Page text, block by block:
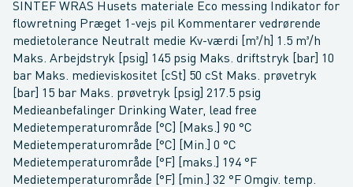
SINTEF WRAS Husets materiale Eco messing Indikator for
flowretning Præget 1-vejs pil Kommentarer vedrørende
medietolerance Neutralt medie Kv-værdi [m³/h] 1.5 m³/h
Maks. Arbejdstryk [psig] 145 psig Maks. driftstryk [bar] 10
bar Maks. medieviskositet [cSt] 50 cSt Maks. prøvetryk
[bar] 15 bar Maks. prøvetryk [psig] 217.5 psig
Medieanbefalinger Drinking Water, lead free
Medietemperaturområde [°C] [Maks.] 90 °C
Medietemperaturområde [°C] [Min.] 0 °C
Medietemperaturområde [°F] [maks.] 194 °F
Medietemperaturområde [°F] [min.] 32 °F Omgiv. temp.